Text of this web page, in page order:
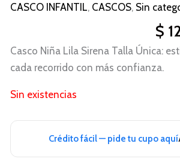
CASCO INFANTIL, CASCOS, Sin
$
Casco Niña Lila Sirena Talla Única:
cada recorrido con más confianza.
Sin existencias
Crédito fácil — pide tu cupo aquí